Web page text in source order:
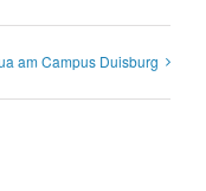
am Campus Duisburg